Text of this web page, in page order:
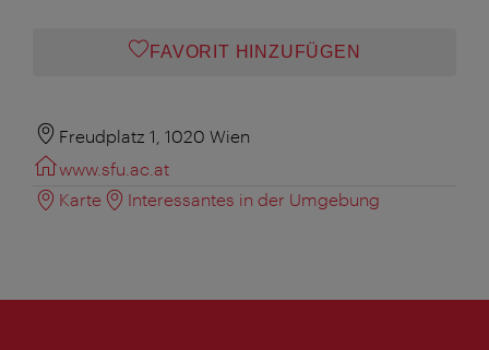
FAVORIT HINZUFÜGEN
Freudplatz 1, 1020 Wien
www.sfu.ac.at
Karte
Interessantes in der Umgebung